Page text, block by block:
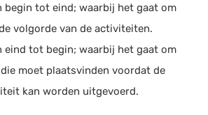
begin tot eind; waarbij het gaat om
volgorde van de activiteiten.
eind tot begin; waarbij het gaat om
moet plaatsvinden voordat de
kan worden uitgevoerd.